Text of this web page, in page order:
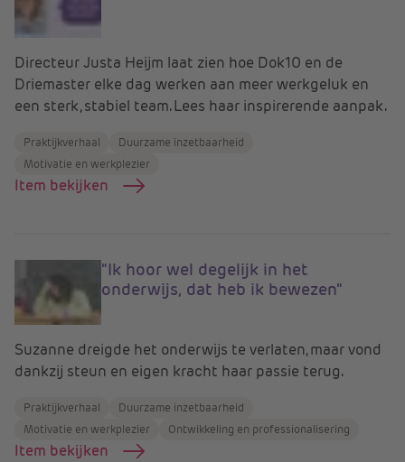
Directeur Justa Heijm laat zien hoe Dok10 en de
Driemaster elke dag werken aan meer werkgeluk en
een sterk, stabiel team. Lees haar inspirerende aanpak.
Praktijkverhaal
Duurzame inzetbaarheid
Motivatie en werkplezier
Item bekijken
"Ik hoor wel degelijk in het
onderwijs, dat heb ik bewezen"
Suzanne dreigde het onderwijs te verlaten, maar vond
dankzij steun en eigen kracht haar passie terug.
Praktijkverhaal
Duurzame inzetbaarheid
Motivatie en werkplezier
Ontwikkeling en professionalisering
Item bekijken